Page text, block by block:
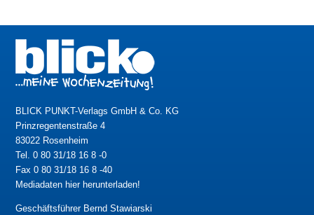
BLICK PUNKT-Verlags GmbH & Co. KG
Prinzregentenstraße 4
83022 Rosenheim
Tel. 0 80 31/18 16 8 -0
Fax 0 80 31/18 16 8 -40
Mediadaten hier herunterladen!
Geschäftsführer Bernd Stawiarski